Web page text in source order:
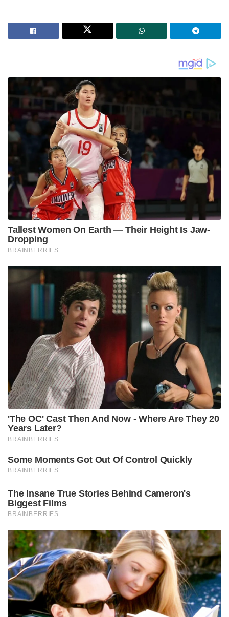
ആകാശക്കരുത്ത് കൂട്ടാൻ ഇന്ത്യ; 114 റാഫേൽ
ജെറ്റുകൾക്കുള്ള 3.25 ലക്ഷം കോടി രൂപയുടെ
പ്രൊപ്പോസൽ ഇന്ത്യയ്ക്ക് സമർപ്പിച്ച് ഫ്രാൻസ്
പശ്ചിമേഷ്യൻ പ്രതിസന്ധിയിലെ നയതന്ത്ര ബന്ധവും
പ്രാദേശിക സുരക്ഷയും ചർച്ചയായി
ഗ്രാമത്തലവന്മാരുടെ നിയന്ത്രണത്തിലാണ് ഈ
ഗ്രാമത്തിലെ ജനങ്ങൾ ജീവിക്കുന്നത്. നിയമ
നിർമ്മാണത്തിനും നിർവ്വഹണത്തിനുമുള്ള അവകാശം
ഇവരിൽ നിക്ഷിപ്തമായിരിക്കുന്നു. ഇതിൽ ഇടപെടാൻ
പാകിസ്താൻ സർക്കാരിന് ഒരു അധികാരവും ഇല്ല.
ജനങ്ങളുടെ നന്മയ്ക്ക് വേണ്ടിയുള്ളതാണ് ഇവിടുത്തെ
നിയമങ്ങൾ.
നമ്മുടെ നാട്ടിൽ ഉൾപ്പെടെ കുട്ടികൾ സ്മാർട് ഫോൺ
ഉപയോഗിക്കാറുണ്ട്. എന്നാൽ ഈ ഗ്രാമത്തിൽ
കുട്ടികൾക്ക് സ്മാർട് ഫോൺ ഉപയോഗത്തിന്
അനുമതിയില്ല. 14 വയസ്സിന് താഴെയുള്ള കുട്ടികൾ
മറ്റൊരു നിയമം. ഈ നിയമം ലംഘിച്ചാൽ
മാതാപിതാക്കൾക്ക് കർശന ശിക്ഷയായിരിക്കും
ലഭിക്കുക. എല്ലാവരും നിയമം സന്തോഷത്തോടെ
അനുസരിക്കുന്നു എന്നതിനാൽ ശിക്ഷ
നൽകേണ്ടിവരുന്ന സാഹചര്യങ്ങൾ അപൂർവ്വമാണ്.
വിവാഹവുമായി ബന്ധപ്പെട്ടുള്ള നിയമങ്ങളാണ് ഈ
ഗ്രാമത്തെ കൂടുതൽ ശ്രദ്ധേയം ആക്കുന്നത്.
വിവാഹത്തിന് ഒരിക്കലും സ്ത്രീധനം നൽകാൻ പാടില്ല.
അതുമാത്രവുമല്ല, ആഢംബര വിവാഹങ്ങൾക്ക്
നിയന്ത്രണവും ഉണ്ട്. നിശ്ചിത തുകയ്ക്ക് മേൽ വിവാഹ
ചിലവ് വർദ്ധിക്കാൻ പാടില്ലെന്നാണ് ഇവിടുത്തെ
നിയമം.